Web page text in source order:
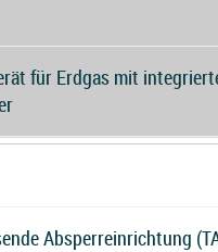
für Erdgas mit
Absperreinrichtung